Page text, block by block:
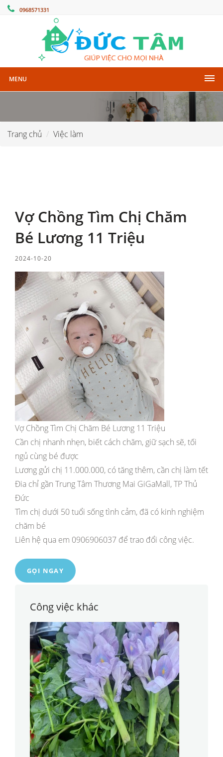
0968571331
MENU
Trang chủ Việc làm
Vợ Chồng Tìm Chị Chăm
Bé Lương 11 Triệu
2024-10-20
Vợ Chồng Tìm Chị Chăm Bé Lương 11 Triệu
Cần chị nhanh nhẹn, biết cách chăm, giữ sạch sẽ, tối
ngủ cùng bé được
Lương gửi chị 11.000.000, có tăng thêm, cần chị làm tết
Đia chỉ gần Trung Tâm Thương Mai GiGaMall, TP Thủ
Đức
Tìm chị dưới 50 tuổi sống tình cảm, đã có kinh nghiệm
chăm bé
Liên hệ qua em 0906906037 để trao đổi công việc.
GỌI NGAY
Công việc khác